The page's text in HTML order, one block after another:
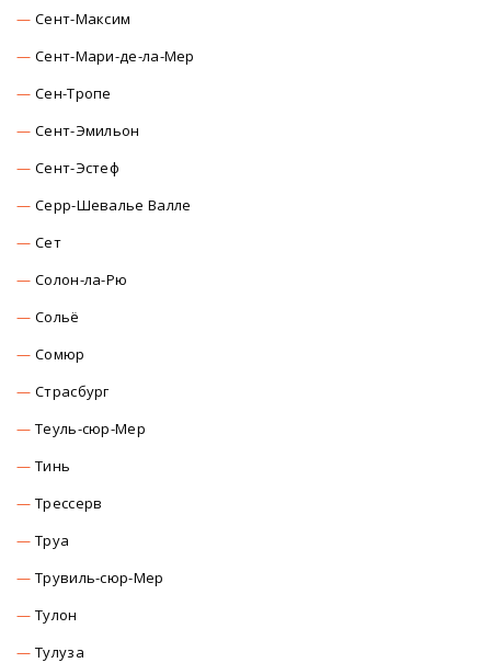
Сент-Максим
Сент-Мари-де-ла-Мер
Сен-Тропе
Сент-Эмильон
Сент-Эстеф
Серр-Шевалье Валле
Сет
Солон-ла-Рю
Сольё
Сомюр
Страсбург
Теуль-сюр-Мер
Тинь
Трессерв
Труа
Трувиль-сюр-Мер
Тулон
Тулуза